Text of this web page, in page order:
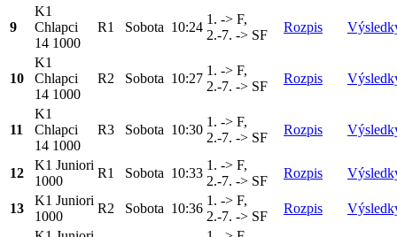
9
K1
Chlapci
14 1000
R1 Sobota 10:24
1. -> F,
2.-7. -> SF
Rozpis
10
K1
Chlapci
14 1000
R2 Sobota 10:27
1. -> F,
2.-7. -> SF
Rozpis
11
K1
Chlapci
14 1000
R3 Sobota 10:30
1. -> F,
2.-7. -> SF
Rozpis
12
K1 Juniori
1000
R1 Sobota 10:33
1. -> F,
2.-7. -> SF
Rozpis
13
K1 Juniori
1000
R2 Sobota 10:36
1. -> F,
2.-7. -> SF
Rozpis